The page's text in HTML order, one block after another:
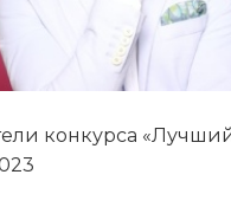
конкурса